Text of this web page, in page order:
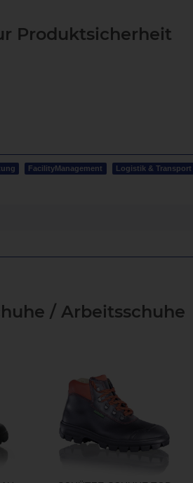
Produktsicherheit
FacilityManagement Logistik & Transport
/ Arbeitsschuhe